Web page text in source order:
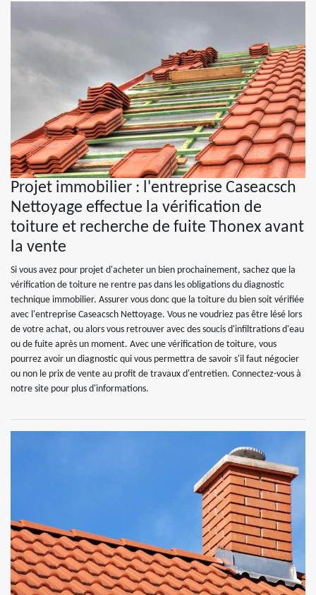
Projet immobilier : l'entreprise Caseacsch
Nettoyage effectue la vérification de
toiture et recherche de fuite Thonex avant
la vente
Si vous avez pour projet d'acheter un bien prochainement, sachez que la
vérification de toiture ne rentre pas dans les obligations du diagnostic
technique immobilier. Assurer vous donc que la toiture du bien soit vérifiée
avec l'entreprise Caseacsch Nettoyage. Vous ne voudriez pas être lésé lors
de votre achat, ou alors vous retrouver avec des soucis d'infiltrations d'eau
ou de fuite après un moment. Avec une vérification de toiture, vous
pourrez avoir un diagnostic qui vous permettra de savoir s'il faut négocier
ou non le prix de vente au profit de travaux d'entretien. Connectez-vous à
notre site pour plus d'informations.